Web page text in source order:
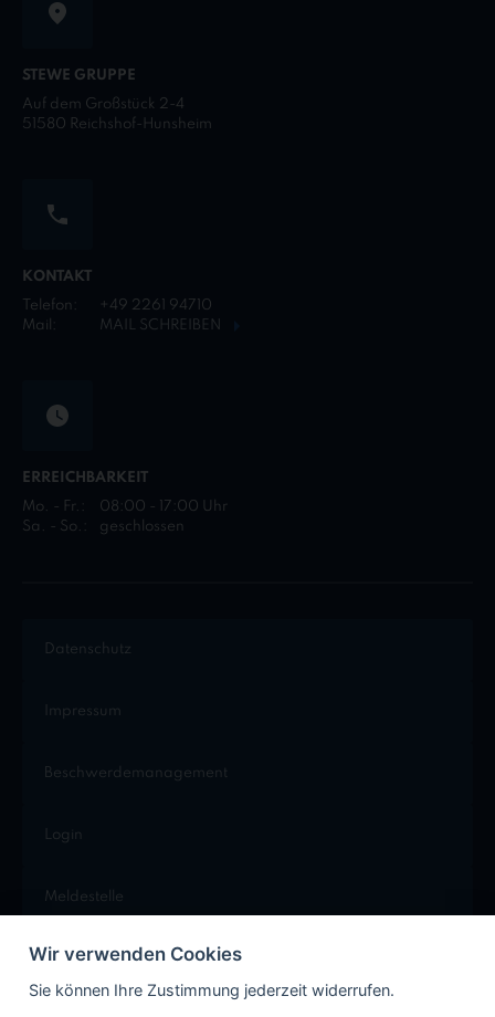
STEWE GRUPPE
Auf dem Großstück 2-4
51580 Reichshof-Hunsheim
KONTAKT
Telefon:
+49 2261 94710
Mail:
MAIL SCHREIBEN
ERREICHBARKEIT
Mo. - Fr.:
08:00 - 17:00 Uhr
Sa. - So.:
geschlossen
Datenschutz
Impressum
Beschwerdemanagement
Login
Meldestelle
Cookie Einstellungen
Wir verwenden Cookies
Sie können Ihre Zustimmung jederzeit widerrufen.